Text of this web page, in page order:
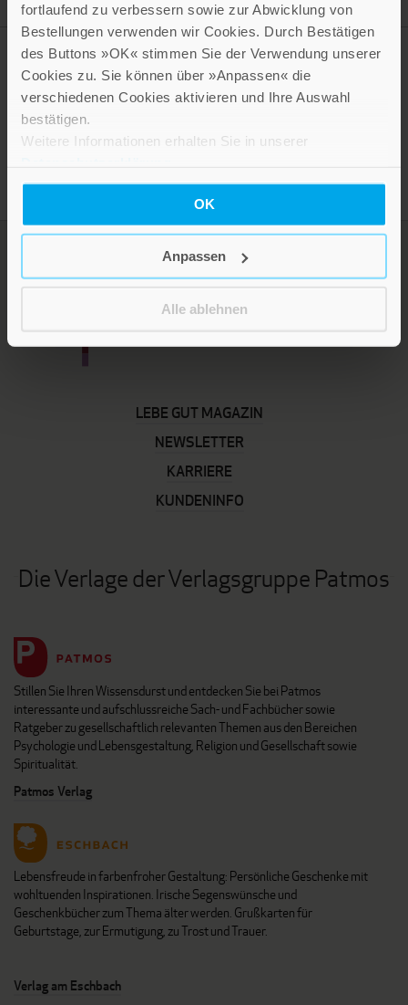
fortlaufend zu verbessern sowie zur Abwicklung von
Bestellungen verwenden wir Cookies. Durch Bestätigen
des Buttons »OK« stimmen Sie der Verwendung unserer
Cookies zu. Sie können über »Anpassen« die
verschiedenen Cookies aktivieren und Ihre Auswahl
bestätigen.
Weitere Informationen erhalten Sie in unserer
OK
Anpassen
Alle ablehnen
Autor
Presseinformation drucken
LEBE GUT MAGAZIN
NEWSLETTER
KARRIERE
KUNDENINFO
Die Verlage der Verlagsgruppe Patmos
Stillen Sie Ihren Wissensdurst und entdecken Sie bei Patmos
interessante und aufschlussreiche Sach- und Fachbücher sowie
Ratgeber zu gesellschaftlich relevanten Themen aus den Bereichen
Psychologie und Lebensgestaltung, Religion und Gesellschaft sowie
Spiritualität.
Patmos Verlag
Lebensfreude in farbenfroher Gestaltung: Persönliche Geschenke mit
wohltuenden Inspirationen. Irische Segenswünsche und
Geschenkbücher zum Thema älter werden. Grußkarten für
Geburtstage, zur Ermutigung, zu Trost und Trauer.
Verlag am Eschbach